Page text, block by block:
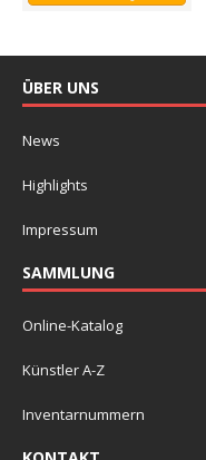
ÜBER UNS
News
Highlights
Impressum
SAMMLUNG
Online-Katalog
Künstler A-Z
Inventarnummern